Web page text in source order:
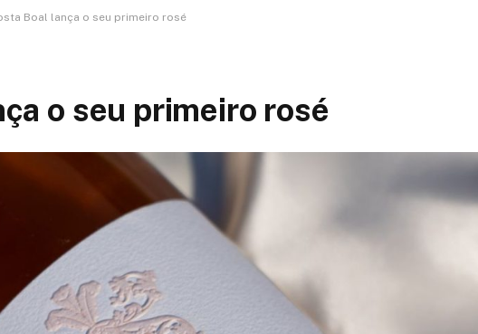
Boal lança o seu primeiro rosé
o seu primeiro rosé